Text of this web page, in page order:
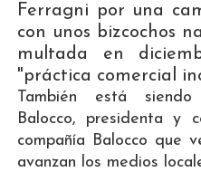
Ferragni por una
con unos bizcochos
multada en
"práctica comercial
También está siendo
Balocco, presidenta y
compañía Balocco que
avanzan los medios